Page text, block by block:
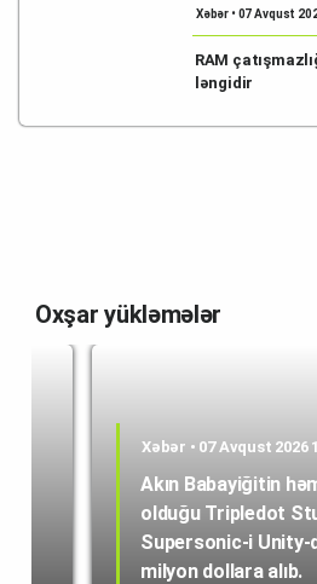
Xəbər • 07 Avqust
RAM
ləngidir
Oxşar yükləmələr
Xəbər • 07 Avqust 2026
Akın Babayiğitin
olduğu Tripledot
Supersonic-i Unity-
milyon dollara alıb.